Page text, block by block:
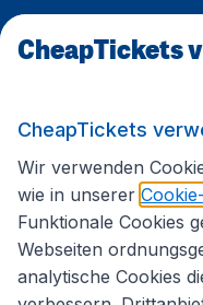
Internationale
Folgen Sie uns:
CheapTickets
CheapTickets
Wir verwenden
wie in unserer
Funktionale Cookies
Webseiten
analytische Cookies